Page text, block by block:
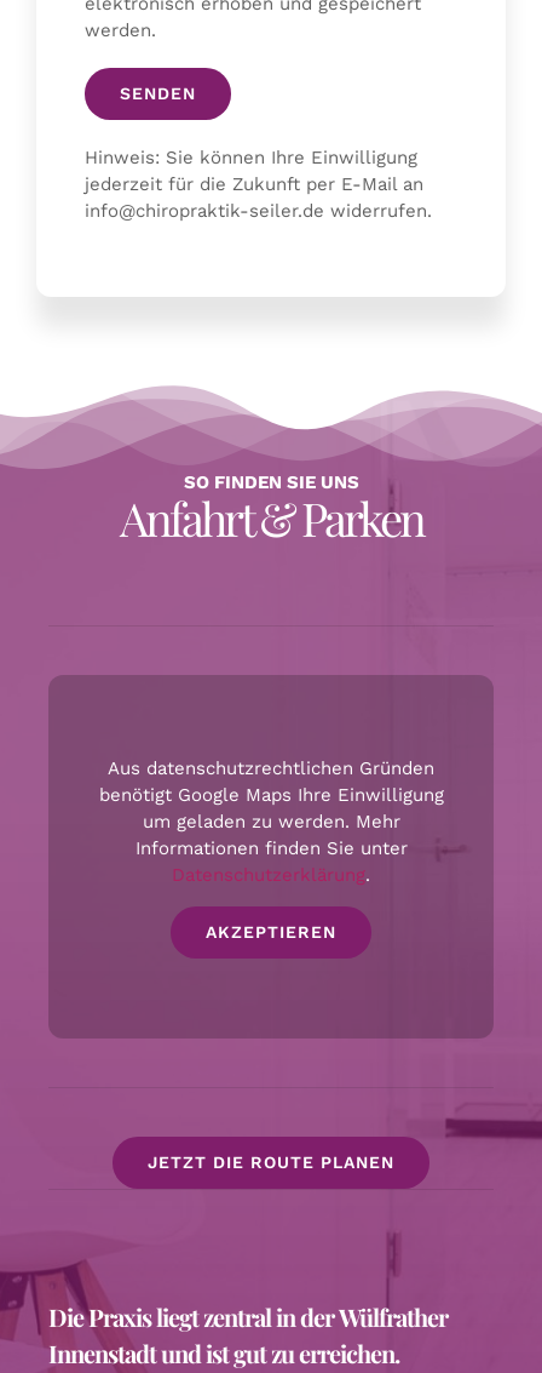
werden.
Hinweis: Sie können Ihre Einwilligung
jederzeit für die Zukunft per E-Mail an
info@chiropraktik-seiler.de widerrufen.
SO FINDEN SIE UNS
Anfahrt & Parken
Aus datenschutzrechtlichen Gründen
benötigt Google Maps Ihre Einwilligung
um geladen zu werden. Mehr
Informationen finden Sie unter
Datenschutzerklärung.
AKZEPTIEREN
JETZT DIE ROUTE PLANEN
Die Praxis liegt zentral in derWülfrather
Innenstadtund ist gut zu erreichen.